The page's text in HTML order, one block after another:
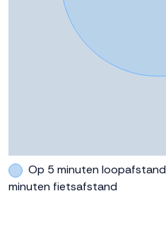
Op 5 minuten loopafstand
minuten fietsafstand